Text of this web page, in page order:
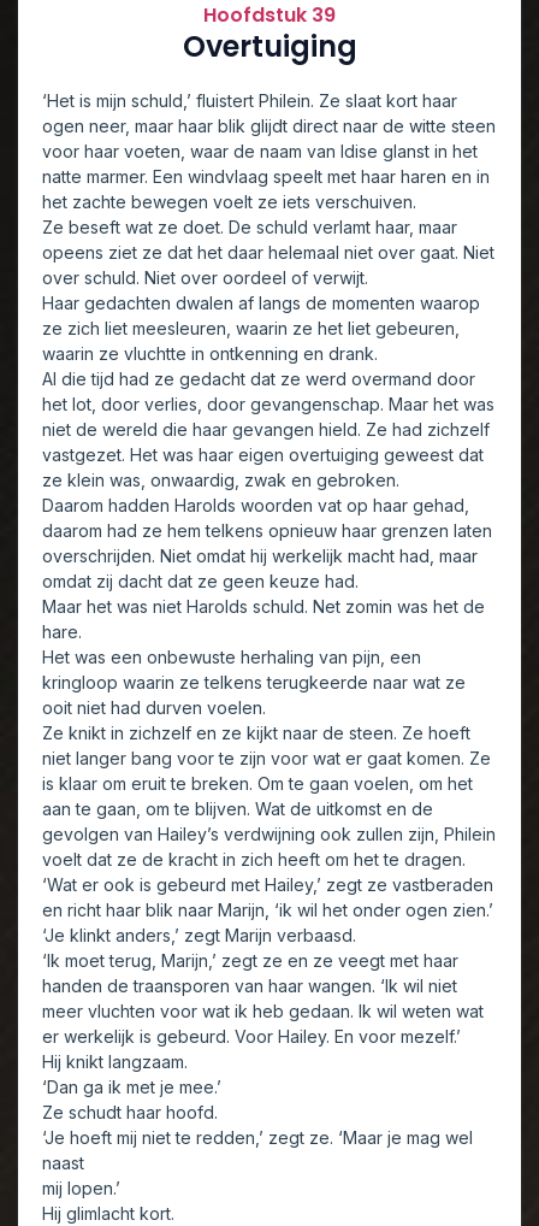
Hoofdstuk 39
Overtuiging
‘Het is mijn schuld,’ fluistert Philein. Ze slaat kort haar
ogen neer, maar haar blik glijdt direct naar de witte steen
voor haar voeten, waar de naam van Idise glanst in het
natte marmer. Een windvlaag speelt met haar haren en in
het zachte bewegen voelt ze iets verschuiven.
Ze beseft wat ze doet. De schuld verlamt haar, maar
opeens ziet ze dat het daar helemaal niet over gaat. Niet
over schuld. Niet over oordeel of verwijt.
Haar gedachten dwalen af langs de momenten waarop
ze zich liet meesleuren, waarin ze het liet gebeuren,
waarin ze vluchtte in ontkenning en drank.
Al die tijd had ze gedacht dat ze werd overmand door
het lot, door verlies, door gevangenschap. Maar het was
niet de wereld die haar gevangen hield. Ze had zichzelf
vastgezet. Het was haar eigen overtuiging geweest dat
ze klein was, onwaardig, zwak en gebroken.
Daarom hadden Harolds woorden vat op haar gehad,
daarom had ze hem telkens opnieuw haar grenzen laten
overschrijden. Niet omdat hij werkelijk macht had, maar
omdat zij dacht dat ze geen keuze had.
Maar het was niet Harolds schuld. Net zomin was het de
hare.
Het was een onbewuste herhaling van pijn, een
kringloop waarin ze telkens terugkeerde naar wat ze
ooit niet had durven voelen.
Ze knikt in zichzelf en ze kijkt naar de steen. Ze hoeft
niet langer bang voor te zijn voor wat er gaat komen. Ze
is klaar om eruit te breken. Om te gaan voelen, om het
aan te gaan, om te blijven. Wat de uitkomst en de
gevolgen van Hailey’s verdwijning ook zullen zijn, Philein
voelt dat ze de kracht in zich heeft om het te dragen.
‘Wat er ook is gebeurd met Hailey,’ zegt ze vastberaden
en richt haar blik naar Marijn, ‘ik wil het onder ogen zien.’
‘Je klinkt anders,’ zegt Marijn verbaasd.
‘Ik moet terug, Marijn,’ zegt ze en ze veegt met haar
handen de traansporen van haar wangen. ‘Ik wil niet
meer vluchten voor wat ik heb gedaan. Ik wil weten wat
er werkelijk is gebeurd. Voor Hailey. En voor mezelf.’
Hij knikt langzaam.
‘Dan ga ik met je mee.’
Ze schudt haar hoofd.
‘Je hoeft mij niet te redden,’ zegt ze. ‘Maar je mag wel
naast
mij lopen.’
Hij glimlacht kort.